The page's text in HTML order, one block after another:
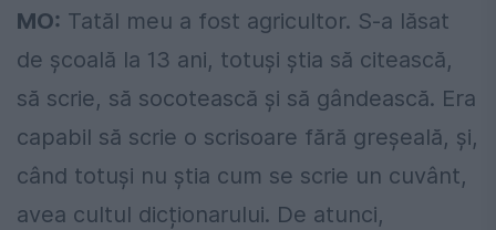
MO: Tatăl meu a fost agricultor. S-a lăsat
de școală la 13 ani, totuși știa să citească,
să scrie, să socotească și să gândească. Era
capabil să scrie o scrisoare fără greșeală, și,
când totuși nu știa cum se scrie un cuvânt,
avea cultul dicționarului. De atunci,